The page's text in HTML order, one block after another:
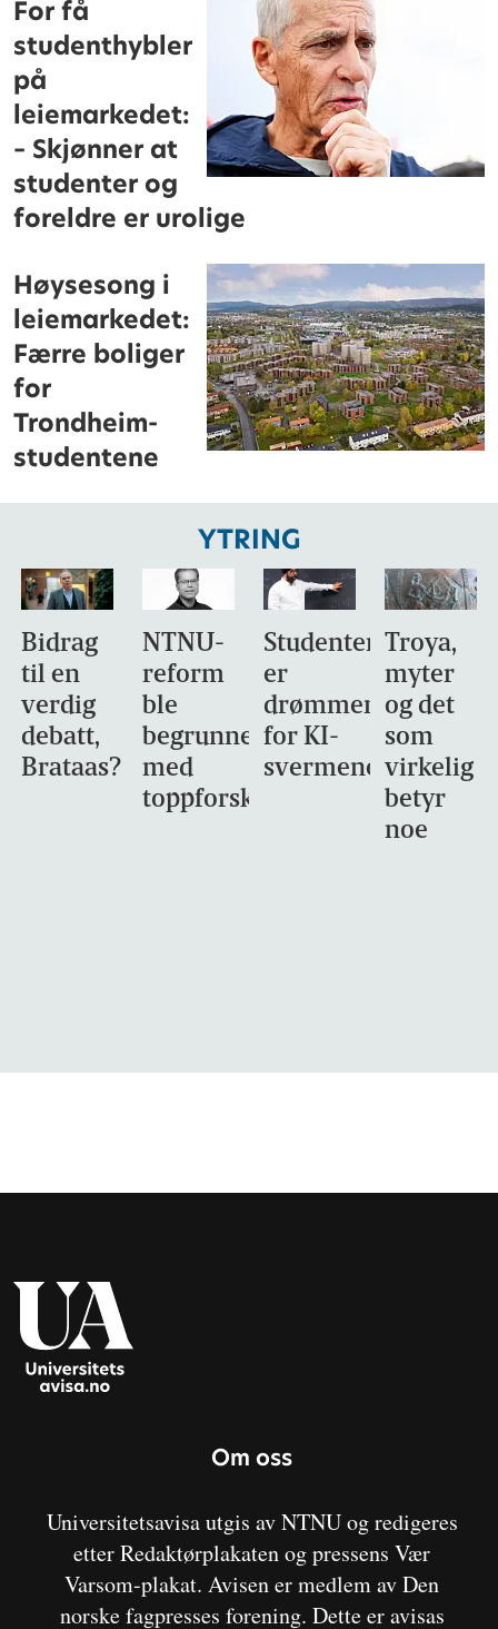
For få
studenthybler
på
leiemarkedet:
– Skjønner at
studenter og
foreldre er urolige
Høysesong i
leiemarkedet:
Færre boliger
for
Trondheim-
studentene
YTRING
Bidrag
til en
verdig
debatt,
Brataas?
NTNU-
reform
ble
begrunnet
med
toppforskning
Studentene
er
drømmemålet
for KI-
svermene
Troya,
myter
og det
som
virkelig
betyr
noe
Om oss
Universitetsavisa utgis av NTNU og redigeres
etter Redaktørplakaten og pressens Vær
Varsom-plakat. Avisen er medlem av Den
norske fagpresses forening. Dette er avisas